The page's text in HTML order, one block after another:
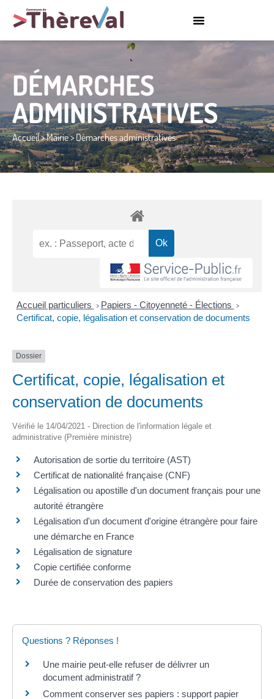
DÉMARCHES
ADMINISTRATIVES
Accueil>Mairie>Démarches administratives
Accueil particuliers > Papiers - Citoyenneté - Élections >
Certificat, copie, légalisation et conservation de documents
Dossier
Certificat, copie, légalisation et
conservation de documents
Vérifié le 14/04/2021 - Direction de l'information légale et
administrative (Première ministre)
Autorisation de sortie du territoire (AST)
Certificat de nationalité française (CNF)
Légalisation ou apostille d'un document français pour une
autorité étrangère
Légalisation d'un document d'origine étrangère pour faire
une démarche en France
Légalisation de signature
Copie certifiée conforme
Durée de conservation des papiers
Questions ? Réponses !
Une mairie peut-elle refuser de délivrer un
document administratif ?
Comment conserver ses papiers : support papier